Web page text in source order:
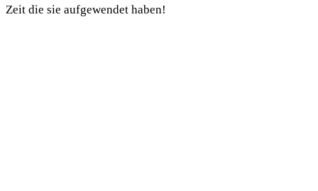
Zeit die sie aufgewendet haben!